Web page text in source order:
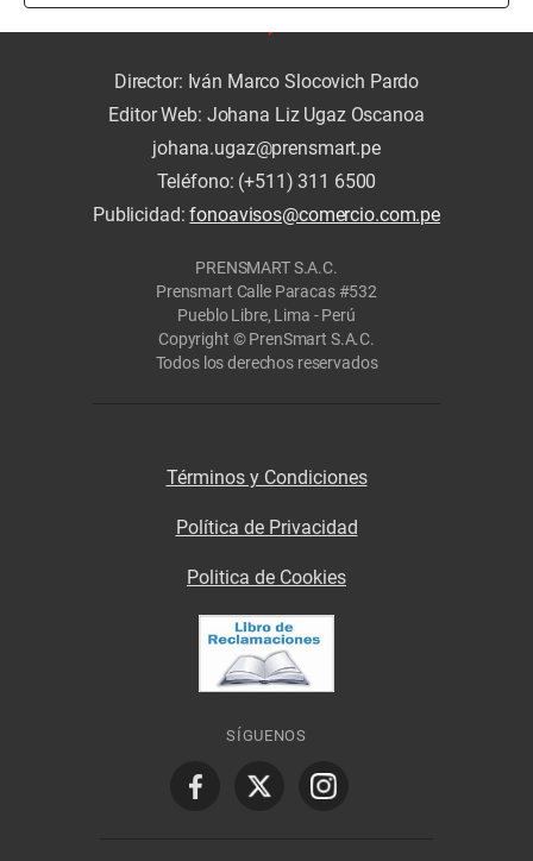
Director: Iván Marco Slocovich Pardo
Editor Web: Johana Liz Ugaz Oscanoa
johana.ugaz@prensmart.pe
Teléfono: (+511) 311 6500
Publicidad:fonoavisos@comercio.com.pe
PRENSMART S.A.C.
Prensmart Calle Paracas #532
Pueblo Libre, Lima - Perú
Copyright © PrenSmart S.A.C.
Todos los derechos reservados
Términos y Condiciones
Política de Privacidad
Politica de Cookies
SÍGUENOS